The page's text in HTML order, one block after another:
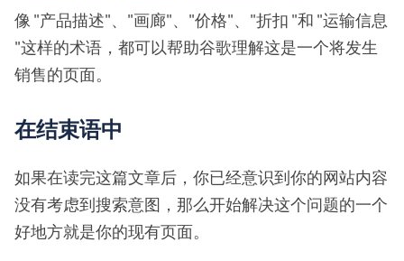
像 "产品描述"、"画廊"、"价格"、"折扣 "和 "运输信息
"这样的术语，都可以帮助谷歌理解这是一个将发生
销售的页面。
在结束语中
如果在读完这篇文章后，你已经意识到你的网站内容
没有考虑到搜索意图，那么开始解决这个问题的一个
好地方就是你的现有页面。